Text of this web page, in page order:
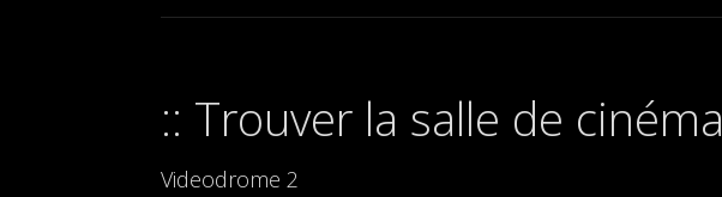
Trouver la salle de cinéma
Videodrome 2